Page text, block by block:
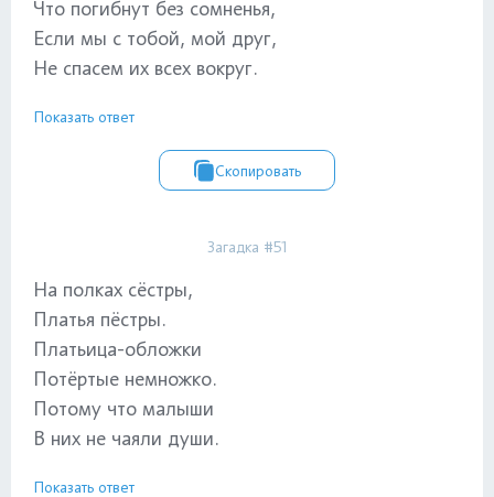
Что погибнут без сомненья,
Если мы с тобой, мой друг,
Не спасем их всех вокруг.
Показать ответ
Скопировать
Загадка #51
На полках сёстры,
Платья пёстры.
Платьица-обложки
Потёртые немножко.
Потому что малыши
В них не чаяли души.
Показать ответ